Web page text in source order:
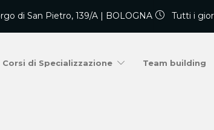
di San Pietro, 139/A | BOLOGNA Tutti i
Corsi di Specializzazione Team building